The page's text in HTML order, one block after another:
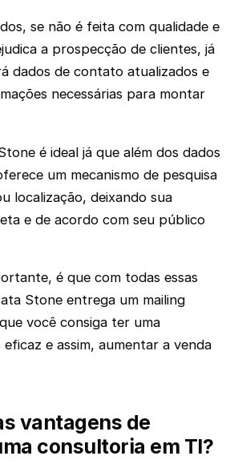
se não é feita com qualidade e
a prospecção de clientes, já
dados de contato atualizados e
necessárias para montar
é ideal já que além dos dados
um mecanismo de pesquisa
localização, deixando sua
e de acordo com seu público
é que com todas essas
Stone entrega um mailing
você consiga ter uma
e assim, aumentar a venda
vantagens de
consultoria em TI?